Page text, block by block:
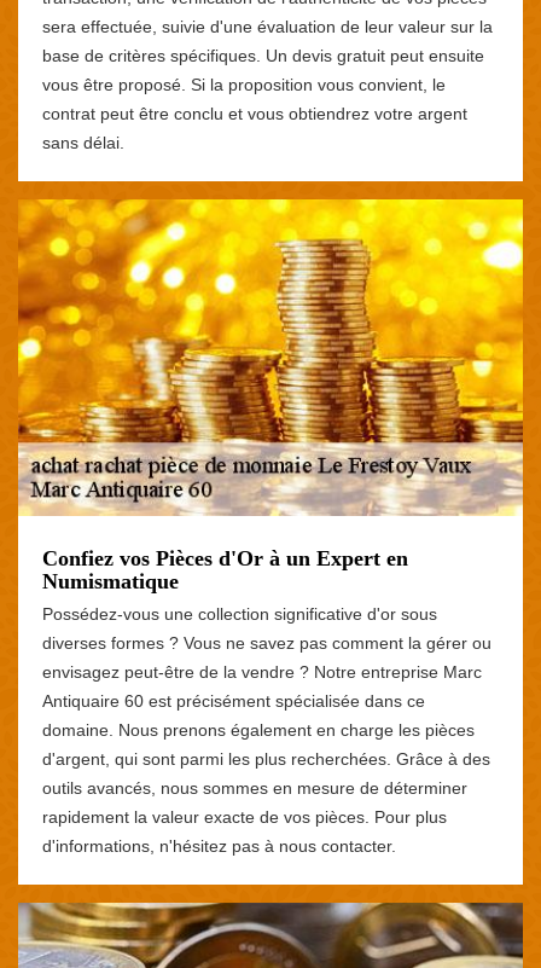
sera effectuée, suivie d'une évaluation de leur valeur sur la
base de critères spécifiques. Un devis gratuit peut ensuite
vous être proposé. Si la proposition vous convient, le
contrat peut être conclu et vous obtiendrez votre argent
sans délai.
Confiez vos Pièces d'Or à un Expert en
Numismatique
Possédez-vous une collection significative d'or sous
diverses formes ? Vous ne savez pas comment la gérer ou
envisagez peut-être de la vendre ? Notre entreprise Marc
Antiquaire 60 est précisément spécialisée dans ce
domaine. Nous prenons également en charge les pièces
d'argent, qui sont parmi les plus recherchées. Grâce à des
outils avancés, nous sommes en mesure de déterminer
rapidement la valeur exacte de vos pièces. Pour plus
d'informations, n'hésitez pas à nous contacter.